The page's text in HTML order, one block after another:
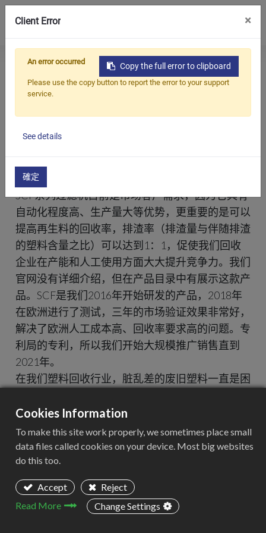
应用
关于我们
联系我们
简体中文 English (US)
русский язык Español
All
行业新
SCF自清洁过滤系统适用于塑料造粒机
SCF自清洁过滤系统适用于塑料造粒机
收机研发制造的企业。
SCF系列过滤机目前是市场客户需求，因为它具有
自动化程度高、生产量大等优势，更重要的是可以
提高再生料的回收率，排渣率（排渣量与伴随排渣
的塑料含量之比）可以达到1：1，促使我们回收
企业在产能和人工使用方面大大提升竞争力。我们
官网没有详细介绍，但在产品目录中有展示这款产
品。SCF是我们2016年开始研发的产品，2018年
在欧洲进行了测试，三年的市场验证效果非常好，
解决了欧洲人工成本高、回收率要求高的问题。专
利局的专利，所以我们开始大规模推广销售直到
2021年。
在我们塑料回收行业，脏乱差的废旧塑料一直是困
污染塑料的造粒。SCF过滤器的原理其实很简单，
激光高强滤网结合液压排渣结构，自动过滤去除塑
料中的杂质。为什么它适合重污染回收，是因为它
有自动排渣功能，不需要人工更换滤网，减少换网
频率而不影响生产率，特别是在我们1200kg/h造
粒系统上运行时大放异彩。
SCF过滤器可以提高废旧塑料的回收率，保守估计
Cookies Information
To make this site work properly, we sometimes place small
data files called cookies on your device. Most big websites
do this too.
Accept
Reject
Read More
Change Settings
Client Error ×
Copy the full error to clipboard
An error occurred
Please use the copy button to report the error to your support
service.
See details
確定